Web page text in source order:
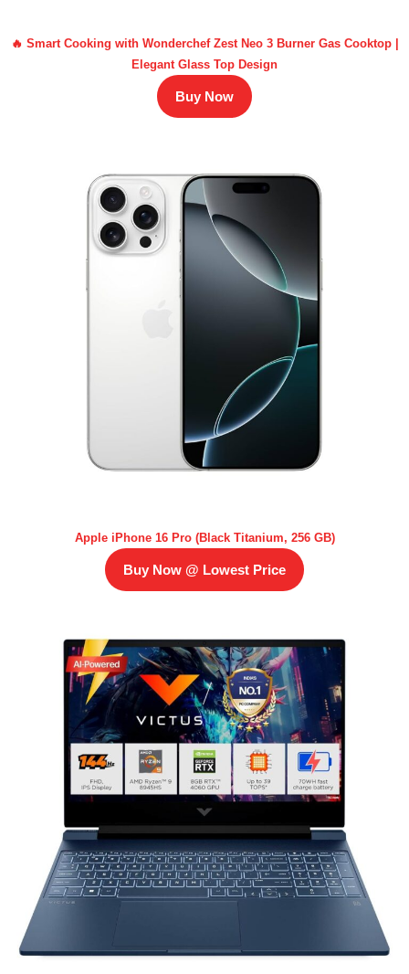
🔥 Smart Cooking with Wonderchef Zest Neo 3 Burner Gas Cooktop |
Elegant Glass Top Design
Buy Now
Apple iPhone 16 Pro (Black Titanium, 256 GB)
Buy Now @ Lowest Price